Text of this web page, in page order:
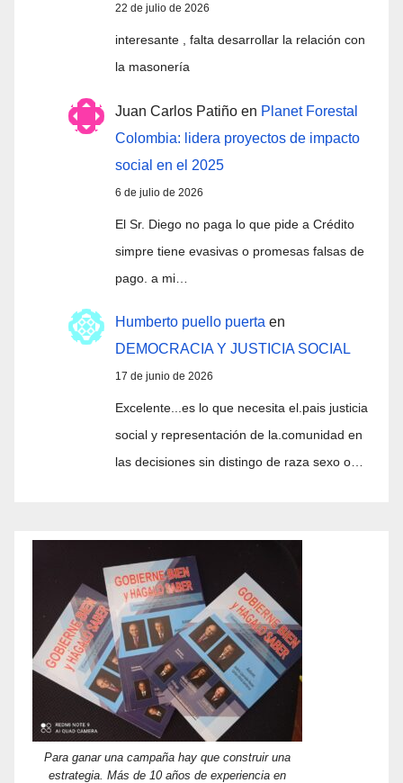
22 de julio de 2026
interesante , falta desarrollar la relación con
la masonería
Juan Carlos Patiño en Planet Forestal
Colombia: lidera proyectos de impacto
social en el 2025
6 de julio de 2026
El Sr. Diego no paga lo que pide a Crédito
simpre tiene evasivas o promesas falsas de
pago. a mi…
Humberto puello puerta en
DEMOCRACIA Y JUSTICIA SOCIAL
17 de junio de 2026
Excelente...es lo que necesita el.pais justicia
social y representación de la.comunidad en
las decisiones sin distingo de raza sexo o…
Para ganar una campaña hay que construir una
estrategia. Más de 10 años de experiencia en